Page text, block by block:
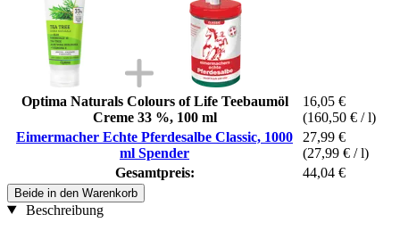
Optima Naturals Colours of Life Teebaumöl
Creme 33 %, 100 ml
16,05 €
(160,50 € / l)
Eimermacher Echte Pferdesalbe Classic, 1000
ml Spender
27,99 €
(27,99 € / l)
Gesamtpreis:
44,04 €
Beide in den Warenkorb
Beschreibung